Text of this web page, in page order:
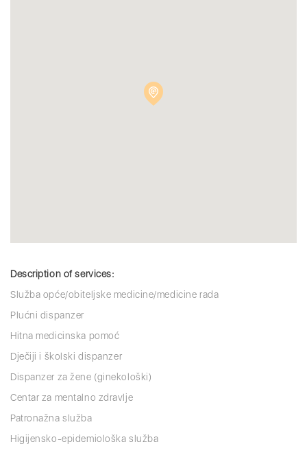
Description of services:
Služba opće/obiteljske medicine/medicine rada
Plućni dispanzer
Hitna medicinska pomoć
Dječiji i školski dispanzer
Dispanzer za žene (ginekološki)
Centar za mentalno zdravlje
Patronažna služba
Higijensko-epidemiološka služba